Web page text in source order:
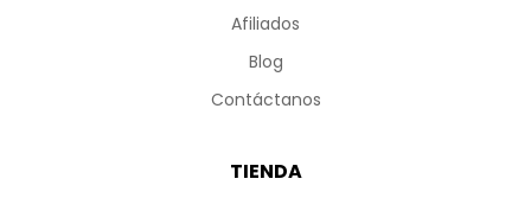
Afiliados
Blog
Contáctanos
TIENDA